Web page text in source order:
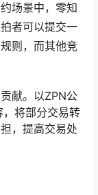
场景中，零知
者可以提交一
则，而其他竞
献。以ZPN公
将部分交易转
，提高交易处